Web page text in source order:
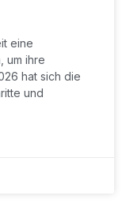
eine
um ihre
hat sich die
und